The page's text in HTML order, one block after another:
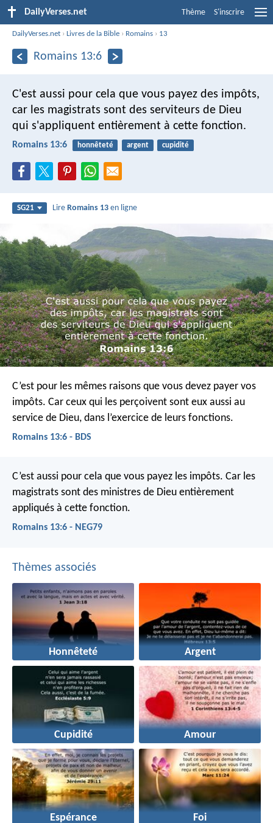
DailyVerses.net Thème S'inscrire
DailyVerses.net ›Livres de la Bible › Romains › 13
Romains 13:6
C'est aussi pour cela que vous payez des impôts,
car les magistrats sont des serviteurs de Dieu
qui s'appliquent entièrement à cette fonction.
Romains 13:6 honnêteté argent cupidité
SG21 LireRomains 13 en ligne
C’est pour les mêmes raisons que vous devez payer vos
impôts. Car ceux qui les perçoivent sont eux aussi au
service de Dieu, dans l’exercice de leurs fonctions.
Romains 13:6 - BDS
C’est aussi pour cela que vous payez les impôts. Car les
magistrats sont des ministres de Dieu entièrement
appliqués à cette fonction.
Romains 13:6 - NEG79
Thèmes associés
Honnêteté Argent
Cupidité Amour
Espérance Foi